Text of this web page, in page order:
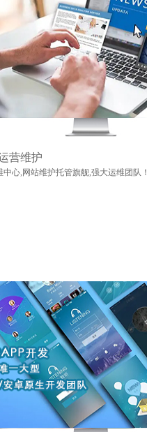
营维护
心,网站维护托管旗舰,强大运维团队！